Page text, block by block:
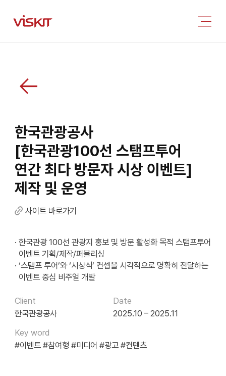
한국관광공사
[한국관광100선 스탬프투어
연간 최다 방문자 시상 이벤트]
제작 및 운영
사이트 바로가기
· 한국관광 100선 관광지 홍보 및 방문 활성화 목적 스탬프투어
이벤트 기획/제작/퍼블리싱
· ‘스탬프 투어’와 ‘시상식’ 컨셉을 시각적으로 명확히 전달하는
이벤트 중심 비주얼 개발
Client
한국관광공사
Date
2025.10 – 2025.11
Key word
#이벤트 #참여형 #미디어 #광고 #컨텐츠